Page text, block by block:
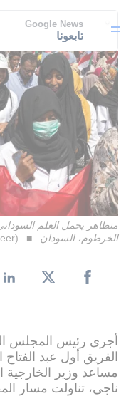
Google News
تابعونا
متظاهر يحمل العلم
الخرطوم، السودان
(AP Photos/Salih Basheer)
أجرى رئيس المجلس
الفريق أول عبد
مساعد وزير الخارجية
ناجي، تناولت مسار